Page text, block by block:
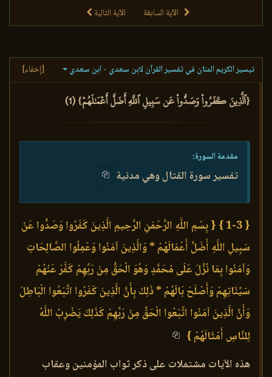
الآية السابقة الآية التالية
تيسير الكريم المنان في تفسير القرآن لابن سعدي - ابن سعدي [إخفاء]
{ٱلَّذِينَ كَفَرُواْ وَصَدُّواْ عَن سَبِيلِ ٱللَّهِ أَضَلَّ أَعۡمَٰلَهُمۡ} (1)
مقدمة السورة:
تفسير سورة القتال وهي مدنية
{ 1-3 }
{ بِسْمِ اللَّهِ الرَّحْمَنِ الرَّحِيمِ الَّذِينَ كَفَرُوا وَصَدُّوا عَنْ
سَبِيلِ اللَّهِ أَضَلَّ أَعْمَالَهُمْ * وَالَّذِينَ آمَنُوا وَعَمِلُوا الصَّالِحَاتِ
وَآمَنُوا بِمَا نُزِّلَ عَلَى مُحَمَّدٍ وَهُوَ الْحَقُّ مِنْ رَبِّهِمْ كَفَّرَ عَنْهُمْ
سَيِّئَاتِهِمْ وَأَصْلَحَ بَالَهُمْ * ذَلِكَ بِأَنَّ الَّذِينَ كَفَرُوا اتَّبَعُوا الْبَاطِلَ
وَأَنَّ الَّذِينَ آمَنُوا اتَّبَعُوا الْحَقَّ مِنْ رَبِّهِمْ كَذَلِكَ يَضْرِبُ اللَّهُ
لِلنَّاسِ أَمْثَالَهُمْ }
هذه الآيات مشتملات على ذكر ثواب المؤمنين وعقاب